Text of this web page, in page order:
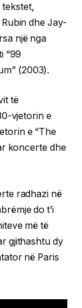
tekstet,
dhe Jay-
një nga
“99
(2003).
të
vjetorin e
e “The
koncerte dhe
radhazi në
do t’i
më të
gjithashtu dy
në Paris